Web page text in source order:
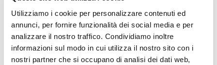
Utilizziamo i cookie per personalizzare contenuti ed
annunci, per fornire funzionalità dei social media e per
analizzare il nostro traffico. Condividiamo inoltre
informazioni sul modo in cui utilizza il nostro sito con i
nostri partner che si occupano di analisi dei dati web,
Coppa Italia Serie C - Biglietti ancora bloccati
per il derby tra Pescara e Samb: decide il
Comitato sicurezza
di Pierluigi Dorotei